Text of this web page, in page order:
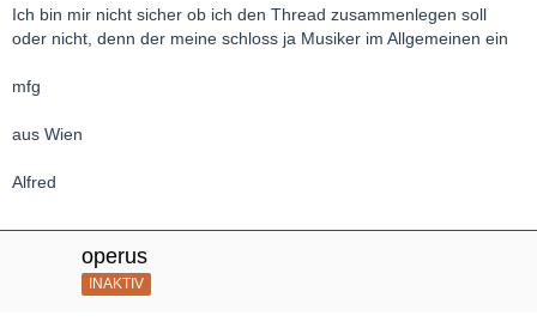
Ich bin mir nicht sicher ob ich den Thread zusammenlegen soll
oder nicht, denn der meine schloss ja Musiker im Allgemeinen ein
mfg
aus Wien
Alfred
operus
INAKTIV